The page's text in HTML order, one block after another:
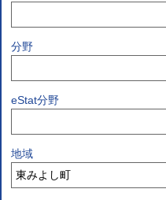
分野
eStat分野
地域